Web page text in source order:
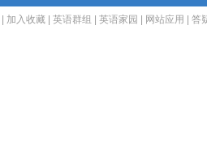
加入收藏 英语群组 英语家园 网站应用 答